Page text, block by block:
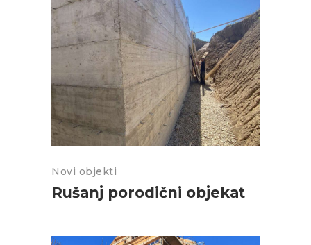
Novi objekti
Rušanj porodični objekat